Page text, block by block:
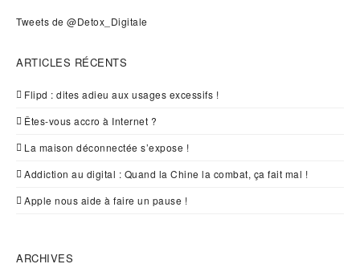
Tweets de @Detox_Digitale
ARTICLES RÉCENTS
Flipd : dites adieu aux usages excessifs !
Êtes-vous accro à Internet ?
La maison déconnectée s’expose !
Addiction au digital : Quand la Chine la combat, ça fait mal !
Apple nous aide à faire un pause !
ARCHIVES